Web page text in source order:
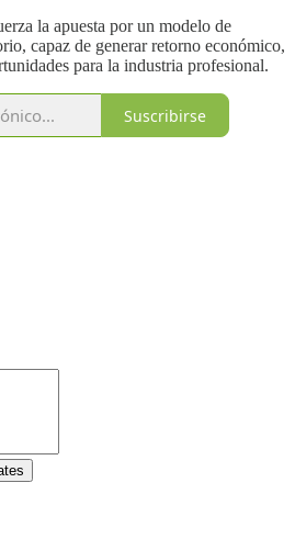
la apuesta por un modelo de
capaz de generar retorno económico,
para la industria profesional.
Suscribirse